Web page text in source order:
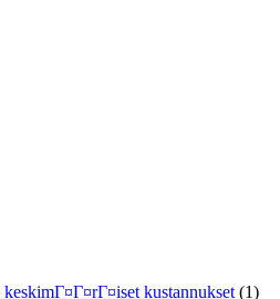
kustannukset (1)